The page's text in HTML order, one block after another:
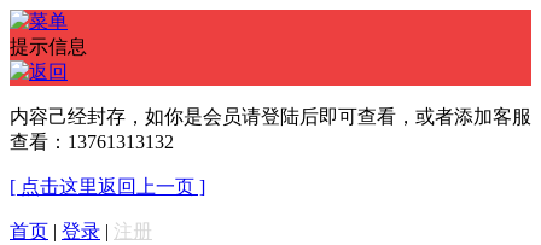
提示信息
内容己经封存，如你是会员请登陆后即可查看，或者添加客服
查看：13761313132
[ 点击这里返回上一页 ]
首页 | 登录 | 注册